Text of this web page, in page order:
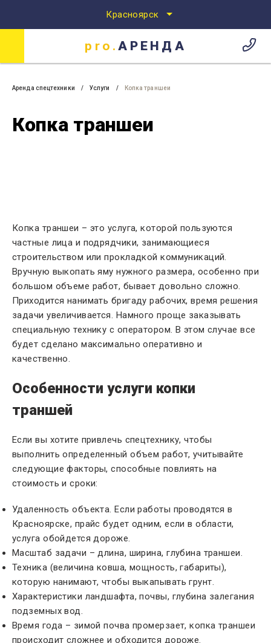
pro.АРЕНДА
Аренда спецтехники в
Красноярске
Красноярск
pro.АРЕНДА
Аренда спецтехники Услуги Копка траншеи
Копка траншеи
Копка траншеи – это услуга, которой пользуются
частные лица и подрядчики, занимающиеся
строительством или прокладкой коммуникаций.
Вручную выкопать яму нужного размера, особенно при
большом объеме работ, бывает довольно сложно.
Приходится нанимать бригаду рабочих, время решения
задачи увеличивается. Намного проще заказывать
специальную технику с оператором. В этом случае все
будет сделано максимально оперативно и
качественно.
Особенности услуги копки
траншей
Если вы хотите привлечь спецтехнику, чтобы
выполнить определенный объем работ, учитывайте
следующие факторы, способные повлиять на
стоимость и сроки:
Удаленность объекта. Если работы проводятся в
Красноярске, прайс будет одним, если в области,
услуга обойдется дороже.
Масштаб задачи – длина, ширина, глубина траншеи.
Техника (величина ковша, мощность, габариты),
которую нанимают, чтобы выкапывать грунт.
Характеристики ландшафта, почвы, глубина залегания
подземных вод.
Время года – зимой почва промерзает, копка траншеи
происходит сложнее и обходится дороже.